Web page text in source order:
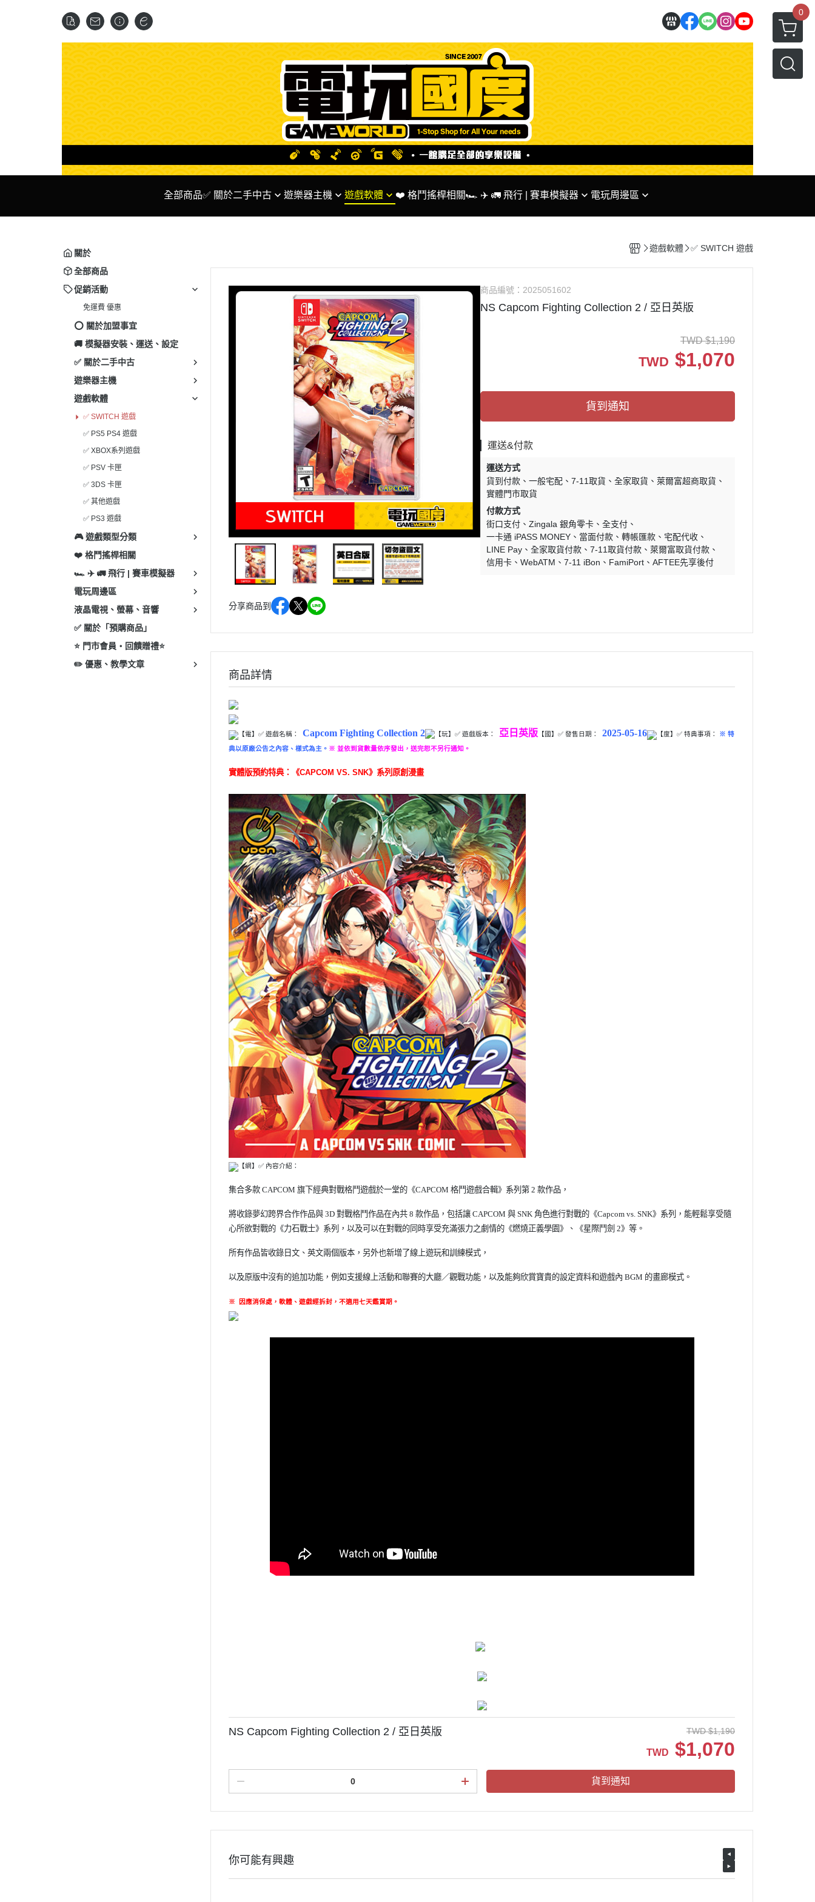
0
全部商品✅ 關於二手中古 遊樂器主機
✅ 3DS系列 掌機
✅ PSV系列 掌機
✅ 其他 掌機
遊戲軟體
✅ 3DS 卡匣
✅ 其他遊戲
✅ PS3 遊戲
❤️ 格鬥搖桿相關🏎 ✈️ 🚛 飛行 | 賽車模擬器 電玩周邊區
關於
全部商品
促銷活動
免運費 優惠
⭕️ 關於加盟事宜
🚚 模擬器安裝、運送、設定
✅ 關於二手中古
遊樂器主機
遊戲軟體
✅ SWITCH 遊戲
✅ PS5 PS4 遊戲
✅ XBOX系列遊戲
✅ PSV 卡匣
✅ 3DS 卡匣
✅ 其他遊戲
✅ PS3 遊戲
🎮 遊戲類型分類
❤️ 格鬥搖桿相關
🏎 ✈️ 🚛 飛行 | 賽車模擬器
電玩周邊區
液晶電視、螢幕、音響
✅ 關於「預購商品」
⭐ 門市會員・回饋贈禮⭐
✏️ 優惠、教學文章
遊戲軟體 ✅ SWITCH 遊戲
分享商品到
商品編號： 2025051602
NS Capcom Fighting Collection 2 / 亞日英版
TWD $1,190
TWD $1,070
貨到通知
運送&付款
運送方式
貨到付款
一般宅配 7-11取貨 全家取貨
萊爾富超商取貨
實體門市取貨
付款方式
街口支付
Zingala 銀角零卡
全支付
一卡通 iPASS MONEY
當面付款 轉帳匯款
宅配代收
LINE Pay
全家取貨付款 7-11取貨付款
萊爾富取貨付款
信用卡
WebATM 7-11 iBon FamiPort AFTEE先享後付
商品詳情
【電】✅ 遊戲名稱： Capcom Fighting Collection 2 【玩】 ✅ 遊戲版本： 亞日英版 【國】✅ 發售日期： 2025-05-16 【度】✅ 特典事項： ※ 特
典以原廠公告之內容、樣式為主。 ※ 並依到貨數量依序發出，送完恕不另行通知。
實體版預約特典：《CAPCOM VS. SNK》系列原創漫畫
【網】✅ 內容介紹：
集合多款 CAPCOM 旗下經典對戰格鬥遊戲於一堂的《CAPCOM 格鬥遊戲合輯》系列第 2 款作品，
將收錄夢幻跨界合作作品與 3D 對戰格鬥作品在內共 8 款作品，包括讓 CAPCOM 與 SNK 角色進行對戰的《Capcom vs. SNK》系列，能輕鬆享受隨
心所欲對戰的《力石戰士》系列，以及可以在對戰的同時享受充滿張力之劇情的《燃燒正義學園》、《星際鬥劍 2》等。
所有作品皆收錄日文、英文兩個版本，另外也新增了線上遊玩和訓練模式，
以及原版中沒有的追加功能，例如支援線上活動和聯賽的大廳／觀戰功能，以及能夠欣賞寶貴的設定資料和遊戲內 BGM 的畫廊模式。
※ 因應消保處，軟體、遊戲經拆封，不適用七天鑑賞期 。
NS Capcom Fighting Collection 2 / 亞日英版 TWD $1,190
TWD $1,070
貨到通知
你可能有興趣